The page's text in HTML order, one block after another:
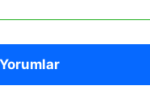
Yorumlar